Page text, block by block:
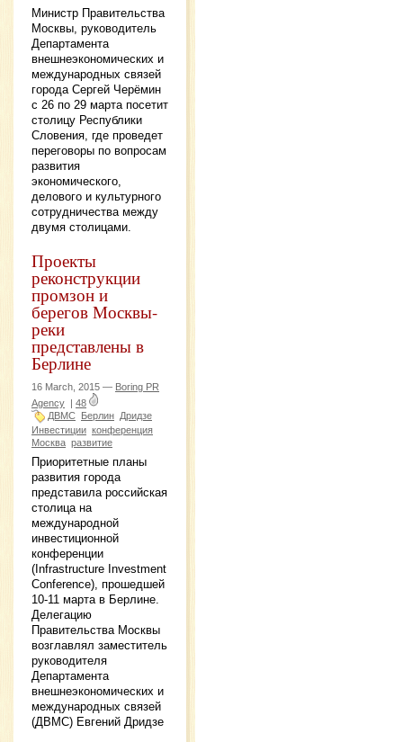
Министр Правительства
Москвы, руководитель
Департамента
внешнеэкономических и
международных связей
города Сергей Черёмин
с 26 по 29 марта посетит
столицу Республики
Словения, где проведет
переговоры по вопросам
развития
экономического,
делового и культурного
сотрудничества между
двумя столицами.
Проекты
реконструкции
промзон и
берегов Москвы-
реки
представлены в
Берлине
16 March, 2015 — Boring PR
Agency | 48
ДВМС Берлин Дридзе
Инвестиции конференция
Москва развитие
Приоритетные планы
развития города
представила российская
столица на
международной
инвестиционной
конференции
(Infrastructure Investment
Conference), прошедшей
10-11 марта в Берлине.
Делегацию
Правительства Москвы
возглавлял заместитель
руководителя
Департамента
внешнеэкономических и
международных связей
(ДВМС) Евгений Дридзе